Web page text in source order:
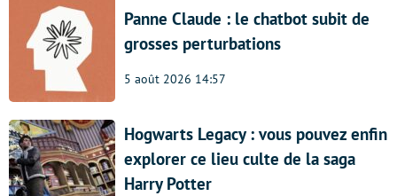
Panne Claude : le chatbot subit de
grosses perturbations
5 août 2026 14:57
Hogwarts Legacy : vous pouvez enfin
explorer ce lieu culte de la saga
Harry Potter